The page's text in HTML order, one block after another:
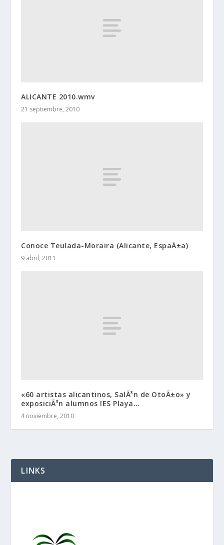
ALICANTE 2010.wmv
21 septiembre, 2010
Conoce Teulada-Moraira (Alicante, EspaÃ±a)
9 abril, 2011
«60 artistas alicantinos, SalÃ³n de OtoÃ±o» y
exposiciÃ³n alumnos IES Playa…
4 noviembre, 2010
LINKS